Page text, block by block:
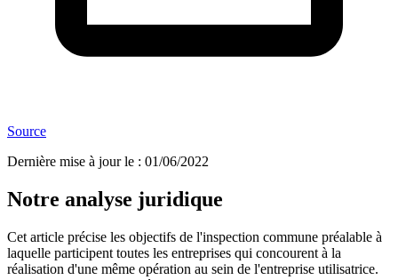
Source
Dernière mise à jour le : 01/06/2022
Notre analyse juridique
Cet article précise les objectifs de l'inspection commune préalable à
laquelle participent toutes les entreprises qui concourent à la
réalisation d'une même opération au sein de l'entreprise utilisatrice.